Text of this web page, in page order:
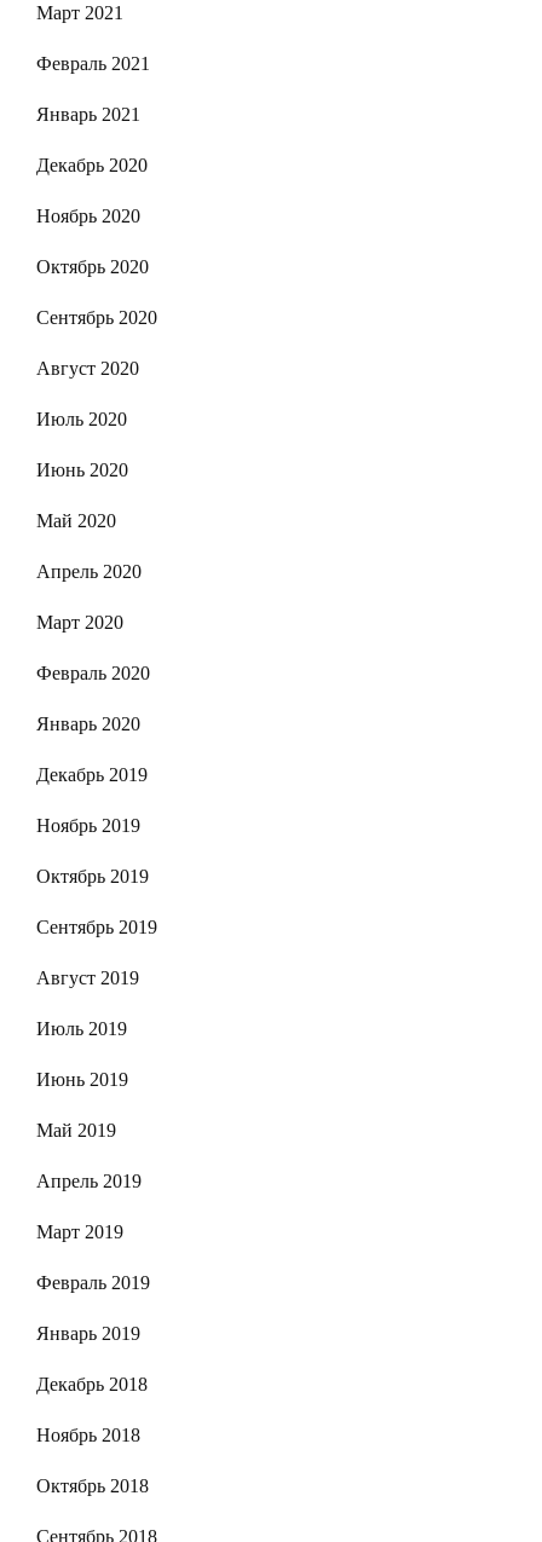
Март 2021
Февраль 2021
Январь 2021
Декабрь 2020
Ноябрь 2020
Октябрь 2020
Сентябрь 2020
Август 2020
Июль 2020
Июнь 2020
Май 2020
Апрель 2020
Март 2020
Февраль 2020
Январь 2020
Декабрь 2019
Ноябрь 2019
Октябрь 2019
Сентябрь 2019
Август 2019
Июль 2019
Июнь 2019
Май 2019
Апрель 2019
Март 2019
Февраль 2019
Январь 2019
Декабрь 2018
Ноябрь 2018
Октябрь 2018
Сентябрь 2018